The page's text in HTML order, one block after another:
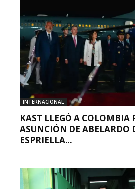
INTERNACIONAL
KAST LLEGÓ A COLOMBIA
ASUNCIÓN DE ABELARDO
ESPRIELLA...